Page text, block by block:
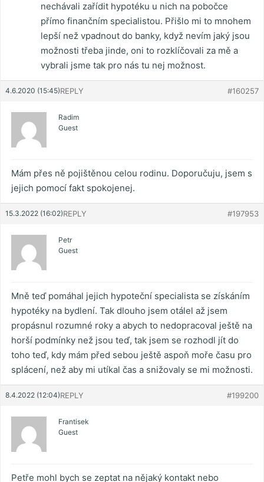
nechávali zařídit hypotéku u nich na pobočce
přímo finančním specialistou. Přišlo mi to mnohem
lepší než vpadnout do banky, když nevím jaký jsou
možnosti třeba jinde, oni to rozklíčovali za mě a
vybrali jsme tak pro nás tu nej možnost.
4.6.2020 (15:45) #160257
REPLY
Radim
Guest
Mám přes ně pojištěnou celou rodinu. Doporučuju, jsem s
jejich pomocí fakt spokojenej.
15.3.2022 (16:02) #197953
REPLY
Petr
Guest
Mně teď pomáhal jejich hypoteční specialista se získáním
hypotéky na bydlení. Tak dlouho jsem otálel až jsem
propásnul rozumné roky a abych to nedopracoval ještě na
horší podmínky než jsou teď, tak jsem se rozhodl jít do
toho teď, kdy mám před sebou ještě aspoň moře času pro
splácení, než aby mi utíkal čas a snižovaly se mi možnosti.
8.4.2022 (12:04) #199200
REPLY
Frantisek
Guest
Petře mohl bych se zeptat na nějaký kontakt nebo